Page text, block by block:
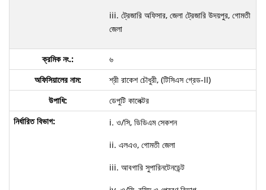
iii. ট্রেজারি অফিসার, জেলা ট্রেজারি উদয়পুর, গোমতী
জেলা
৬
শ্রী রাকেশ চৌধুরী, (টিসিএস গ্রেড-II)
ডেপুটি কালেক্টর
i. ও/সি, ডিডিএম সেকশন
ii. এলএও, গোমতী জেলা
iii. আবগারি সুপারিনটেনডেন্ট